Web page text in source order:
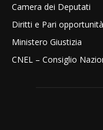
Camera dei Deputati
Diritti e Pari opportunità
Ministero Giustizia
CNEL – Consiglio